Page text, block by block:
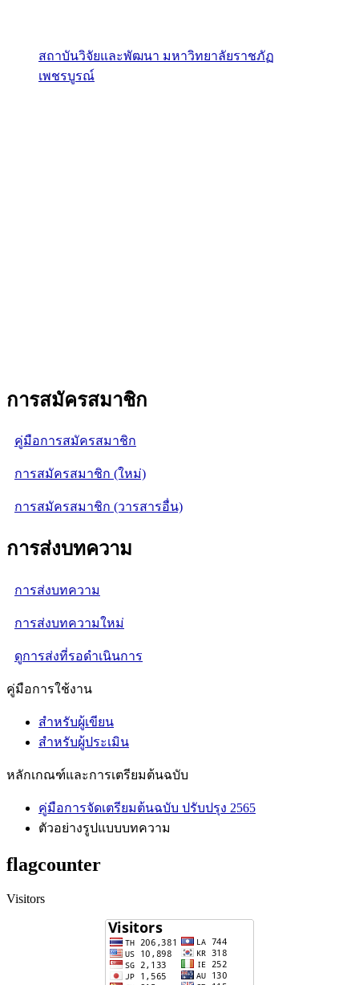
สถาบันวิจัยและพัฒนา มหาวิทยาลัยราชภัฏ
เพชรบูรณ์
การสมัครสมาชิก
คู่มือการสมัครสมาชิก
การสมัครสมาชิก (ใหม่)
การสมัครสมาชิก (วารสารอื่น)
การส่งบทความ
การส่งบทความ
การส่งบทความใหม่
ดูการส่งที่รอดำเนินการ
คู่มือการใช้งาน
สำหรับผู้เขียน
สำหรับผู้ประเมิน
หลักเกณฑ์และการเตรียมต้นฉบับ
คู่มือการจัดเตรียมต้นฉบับ ปรับปรุง 2565
ตัวอย่างรูปแบบบทความ
flagcounter
Visitors